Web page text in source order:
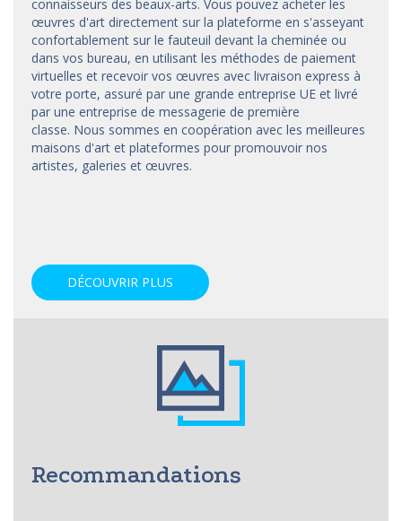
connaisseurs des beaux-arts. Vous pouvez acheter les
œuvres d'art directement sur la plateforme en s'asseyant
confortablement sur le fauteuil devant la cheminée ou
dans vos bureau, en utilisant les méthodes de paiement
virtuelles et recevoir vos œuvres avec livraison express à
votre porte, assuré par une grande entreprise UE et livré
par une entreprise de messagerie de première
classe. Nous sommes en coopération avec les meilleures
maisons d'art et plateformes pour promouvoir nos
artistes, galeries et œuvres.
DÉCOUVRIR PLUS
Recommandations